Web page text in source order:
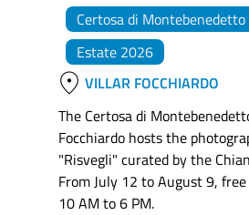
Certosa di Montebenedetto
Estate 2026
location_on VILLAR FOCCHIARDO
The Certosa di
Focchiardo hosts the
"Risvegli" curated by the
From July 12 to August 9,
10 AM to 6 PM.